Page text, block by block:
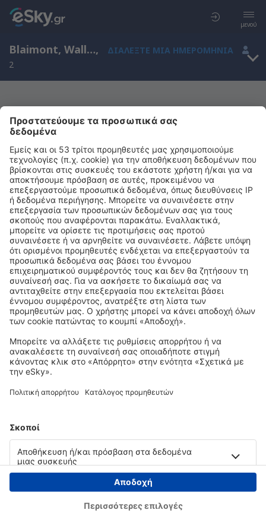
μενού
Blaimont, Wallonia, Βέλγιο,
ΔΙΑΛΈΞΤΕ ΜΙΑ ΗΜΕΡΟΜΗΝΊΑ
2
Μας συγχωρείτε, δεν υπάρχουν
αποτελέσματα για την αναζήτησή σας
Προσπαθήστε να κάνετε αναζήτηση με διαφορετικά κριτήρια
Copyright © eSky.gr. Με την επιφύλαξη παντός νομίμου δικαιώματος.